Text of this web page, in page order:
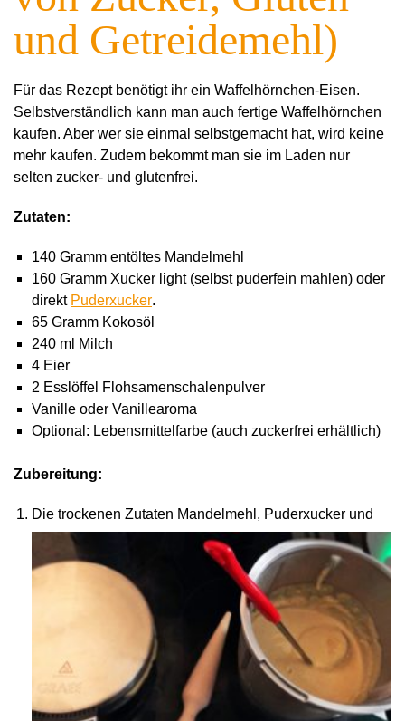
und Getreidemehl)
Für das Rezept benötigt ihr ein Waffelhörnchen-Eisen.
Selbstverständlich kann man auch fertige Waffelhörnchen
kaufen. Aber wer sie einmal selbstgemacht hat, wird keine
mehr kaufen. Zudem bekommt man sie im Laden nur
selten zucker- und glutenfrei.
Zutaten:
140 Gramm entöltes Mandelmehl
160 Gramm Xucker light (selbst puderfein mahlen) oder
direkt Puderxucker.
65 Gramm Kokosöl
240 ml Milch
4 Eier
2 Esslöffel Flohsamenschalenpulver
Vanille oder Vanillearoma
Optional: Lebensmittelfarbe (auch zuckerfrei erhältlich)
Zubereitung:
Die trockenen Zutaten Mandelmehl, Puderxucker und